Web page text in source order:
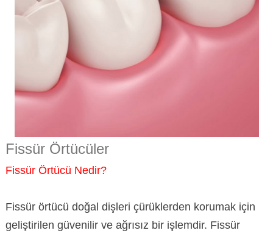
Fissür Örtücüler
Fissür Örtücü Nedir?
Fissür örtücü doğal dişleri çürüklerden korumak için
geliştirilen güvenilir ve ağrısız bir işlemdir. Fissür